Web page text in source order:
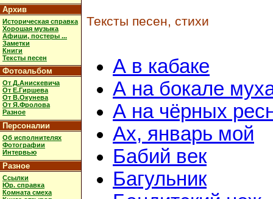
Архив
Историческая справка
Хорошая музыка
Афиши, постеры ...
Заметки
Книги
Тексты песен
Фотоальбом
От Д.Анискевича
От Е.Гиршева
От В.Окунева
От Я.Фролова
Разное
Персоналии
Об исполнителях
Фотографии
Интервью
Разное
Ссылки
Юр. справка
Комната смеха
Тексты песен, стихи
А в кабаке
А на бокале
А на чёрных
Ах, январь мой
Бабий век
Багульник